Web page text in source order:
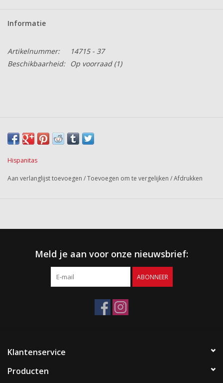
Informatie
Artikelnummer:
14715 - 37
Beschikbaarheid:
Op voorraad(1)
Hispanitas
Aan verlanglijst toevoegen /Toevoegen om te vergelijken /Afdrukken
Meld je aan voor onze nieuwsbrief:
ABONNEER
Klantenservice
Producten